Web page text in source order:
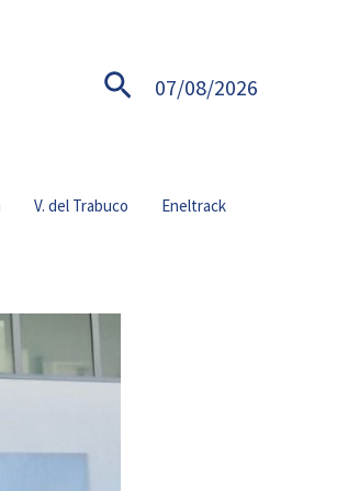
Buscar07/08/2026
V. del Trabuco Eneltrack